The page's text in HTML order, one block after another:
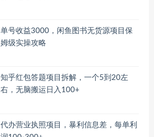
单号收益3000，闲鱼图书无货源项目保
姆级实操攻略
知乎红包答题项目拆解，一个5到20左
右，无脑搬运日入100+
代办营业执照项目，暴利信息差，每单利